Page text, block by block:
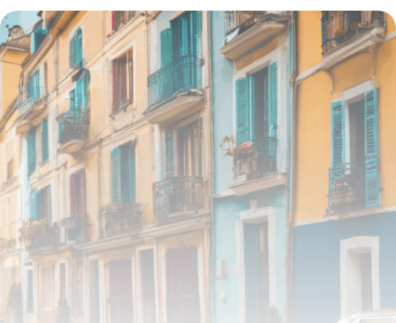
stratégie d’acquisition puissante
15 juin 2026